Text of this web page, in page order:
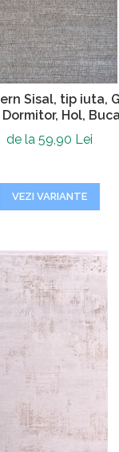
Sisal, tip iuta,
Hol,
de la 59,90 Lei
VEZI VARIANTE